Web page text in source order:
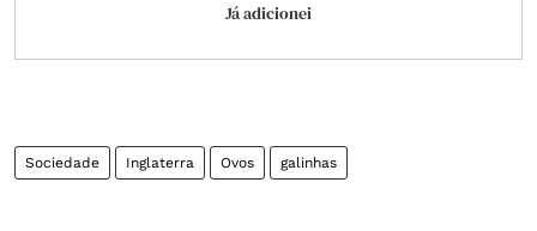
Já adicionei
Sociedade Inglaterra Ovos galinhas